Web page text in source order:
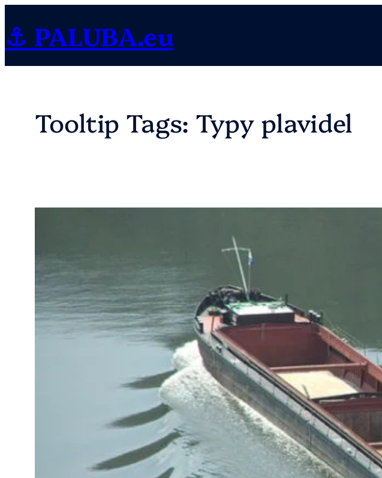
na
obsah
⚓ PALUBA.eu
Tooltip Tags: Typy plavidel